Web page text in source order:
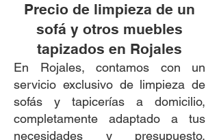
Precio de limpieza de un
sofá y otros muebles
tapizados en Rojales
En Rojales, contamos con un
servicio exclusivo de limpieza de
sofás y tapicerías a domicilio,
completamente adaptado a tus
necesidades y presupuesto.